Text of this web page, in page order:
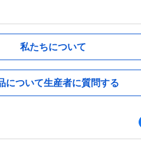
私たちについて
について生産者に質問する